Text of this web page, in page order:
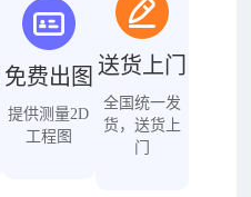
免费出图
提供测量2D
工程图
送货上门
全国统一发
货，送货上
门